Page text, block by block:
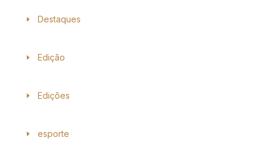
Destaques
Edição
Edições
esporte